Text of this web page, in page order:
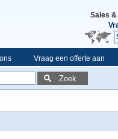
Sales
Vraag een offerte aan
Zoek